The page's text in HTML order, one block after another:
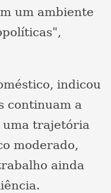
um ambiente
indicou
continuam a
uma trajetória
moderado,
ainda